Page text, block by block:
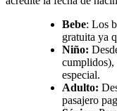
Bebe: Los
gratuita ya
Niño:
cumplidos),
especial.
Adulto:
pasajero